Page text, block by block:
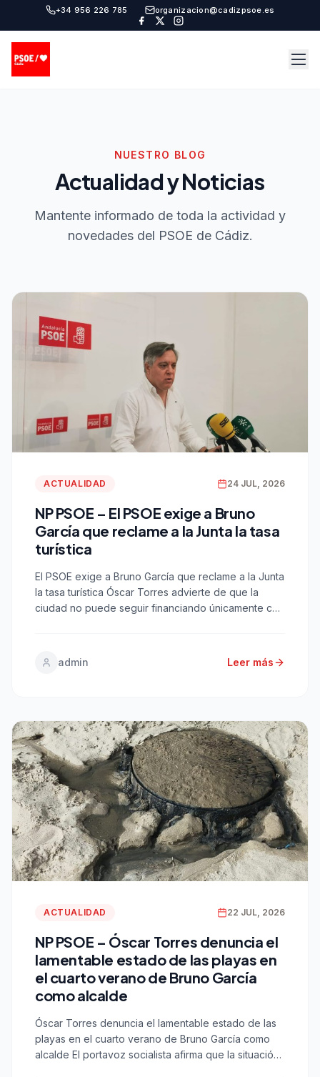
+34 956 226 785 organizacion@cadizpsoe.es
NUESTRO BLOG
Actualidad y Noticias
Mantente informado de toda la actividad y
novedades del PSOE de Cádiz.
ACTUALIDAD 24 JUL, 2026
NP PSOE – El PSOE exige a Bruno
García que reclame a la Junta la tasa
turística
El PSOE exige a Bruno García que reclame a la Junta
la tasa turística Óscar Torres advierte de que la
ciudad no puede seguir financiando únicamente con
Ayuntamiento de […]
admin Leer más
ACTUALIDAD 22 JUL, 2026
NP PSOE – Óscar Torres denuncia el
lamentable estado de las playas en
el cuarto verano de Bruno García
como alcalde
Óscar Torres denuncia el lamentable estado de las
playas en el cuarto verano de Bruno García como
alcalde El portavoz socialista afirma que la situación